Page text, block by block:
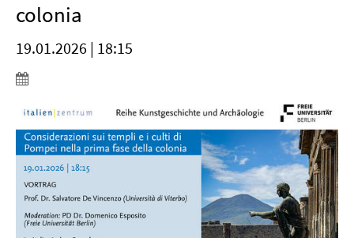
colonia
19.01.2026 | 18:15